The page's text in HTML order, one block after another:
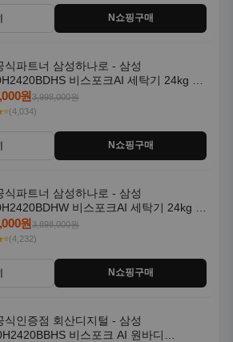
N쇼핑구매
식파트너 삼성하나로 - 삼성
비스포크AI 세탁기 24kg 건
세제자동투입
원3,998,000원
(4,034)
N쇼핑구매
식파트너 삼성하나로 - 삼성
비스포크AI 세탁기 24kg 건
세제자동투입
원3,898,000원
(4,232)
N쇼핑구매
식인증점 회산디지털 - 삼성
비스포크 AI 원바디